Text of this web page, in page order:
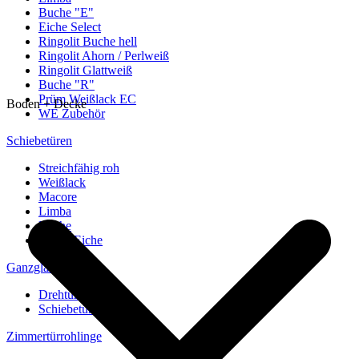
Buche "E"
Eiche Select
Ringolit Buche hell
Ringolit Ahorn / Perlweiß
Ringolit Glattweiß
Buche "R"
Prüm Weißlack EC
WE Zubehör
Schiebetüren
Streichfähig roh
Weißlack
Macore
Limba
Buche
europ. Eiche
Ganzglastüren
Drehtüren
Schiebetüren
Zimmertürrohlinge
Boden + Decke